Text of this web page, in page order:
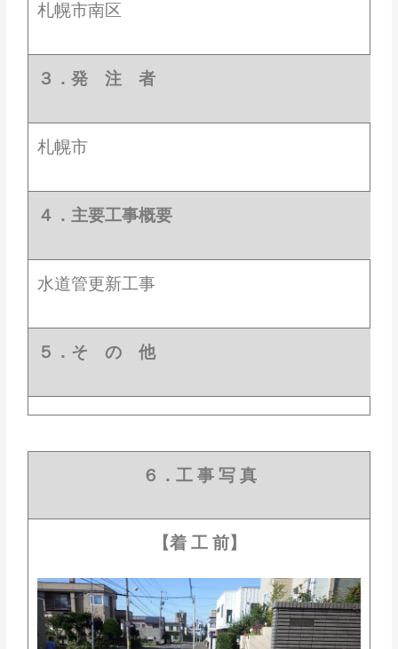
札幌市南区
３．発 注 者
札幌市
４．主要工事概要
水道管更新工事
５．そ の 他
６．工 事 写 真
【着 工 前】